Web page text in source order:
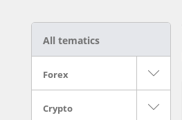
All tematics
Forex
Crypto